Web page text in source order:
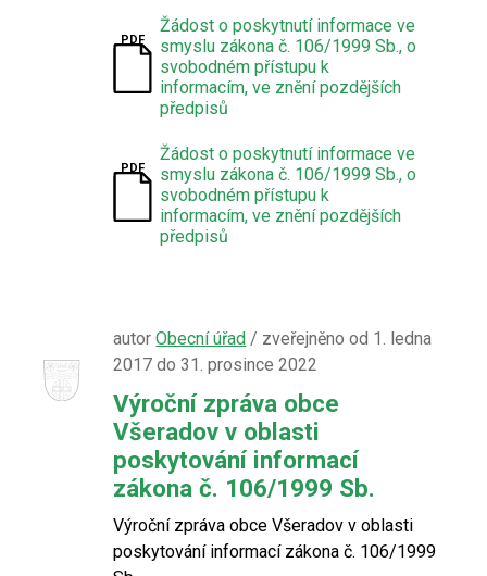
Žádost o poskytnutí informace ve
smyslu zákona č. 106/1999 Sb., o
svobodném přístupu k
informacím, ve znění pozdějších
předpisů
Žádost o poskytnutí informace ve
smyslu zákona č. 106/1999 Sb., o
svobodném přístupu k
informacím, ve znění pozdějších
předpisů
autorObecní úřad / zveřejněno od 1. ledna
2017 do 31. prosince 2022
Výroční zpráva obce
Všeradov v oblasti
poskytování informací
zákona č. 106/1999 Sb.
Výroční zpráva obce Všeradov v oblasti
poskytování informací zákona č. 106/1999